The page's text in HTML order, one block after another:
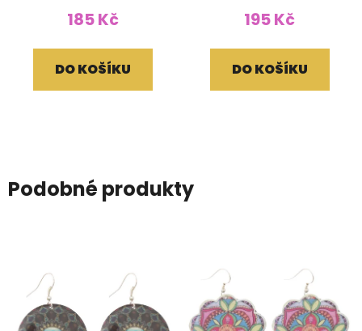
185 Kč
DO KOŠÍKU
195 Kč
DO KOŠÍKU
Podobné produkty